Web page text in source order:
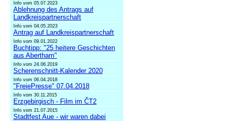
Info vom 05.07.2023
Ablehnung des Antrags auf
Landkreispartnerschaft
Info vom 04.05.2023
Antrag auf Landkreispartnerschaft
Info vom 09.01.2022
Buchtipp: "25 heitere Geschichten
aus Abertham"
Info vom 24.06.2019
Scherenschnitt-Kalender 2020
Info vom 06.04.2018
"FreiePresse" 07.04.2018
Info vom 30.11.2015
Erzgebirgisch - Film im ČT2
Info vom 21.07.2015
Stadtfest Aue - wir waren dabei